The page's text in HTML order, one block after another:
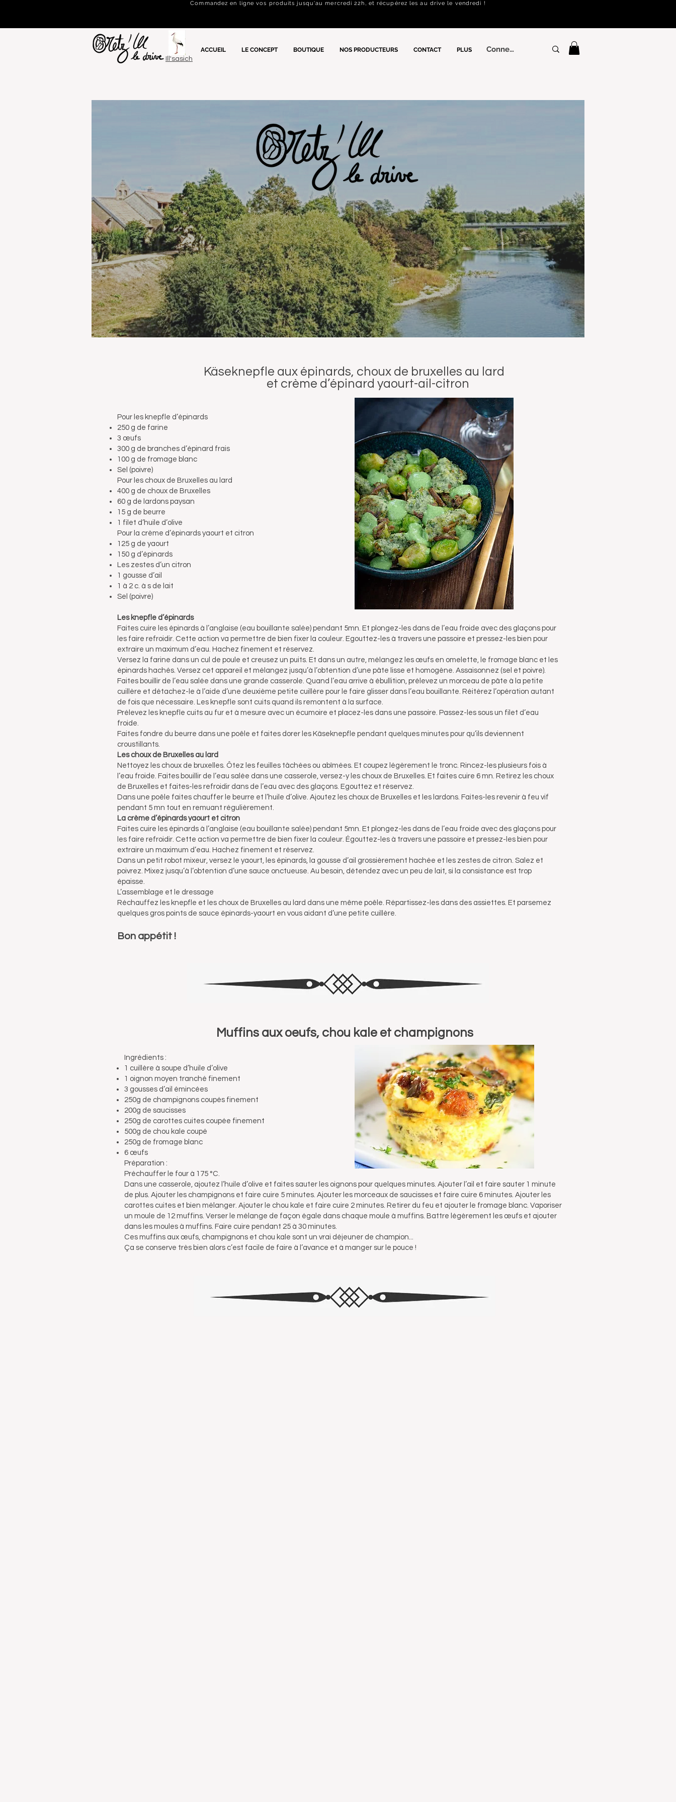
Commandez en ligne vos produits jusqu'au mercredi 22h, et récupérez les au drive le vendredi !
ACCUEIL LE CONCEPT BOUTIQUE NOS PRODUCTEURS CONTACT
PLUS
Ill'sasich
Connexion
Käseknepfle aux épinards, choux de bruxelles au lard
et crème d’épinard yaourt-ail-citron
Pour les knepfle d’épinards
250 g de farine
3 œufs
300 g de branches d’épinard frais
100 g de fromage blanc
Sel (poivre)
Pour les choux de Bruxelles au lard
400 g de choux de Bruxelles
60 g de lardons paysan
15 g de beurre
1 filet d’huile d’olive
Pour la crème d’épinards yaourt et citron
125 g de yaourt
150 g d’épinards
Les zestes d’un citron
1 gousse d’ail
1 à 2 c. à s de lait
Sel (poivre)
Les knepfle d’épinards
Faites cuire les épinards à l’anglaise (eau bouillante salée) pendant 5mn. Et plongez-les dans de l’eau froide avec des glaçons pour
les faire refroidir. Cette action va permettre de bien fixer la couleur. Egouttez-les à travers une passoire et pressez-les bien pour
extraire un maximum d’eau. Hachez finement et réservez.
Versez la farine dans un cul de poule et creusez un puits. Et dans un autre, mélangez les œufs en omelette, le fromage blanc et les
épinards hachés. Versez cet appareil et mélangez jusqu’à l’obtention d’une pâte lisse et homogène. Assaisonnez (sel et poivre).
Faites bouillir de l’eau salée dans une grande casserole. Quand l’eau arrive à ébullition, prélevez un morceau de pâte à la petite
cuillère et détachez-le à l’aide d’une deuxième petite cuillère pour le faire glisser dans l’eau bouillante. Réitérez l’opération autant
de fois que nécessaire. Les knepfle sont cuits quand ils remontent à la surface.
Prélevez les knepfle cuits au fur et à mesure avec un écumoire et placez-les dans une passoire. Passez-les sous un filet d’eau
froide.
Faites fondre du beurre dans une poêle et faites dorer les Käseknepfle pendant quelques minutes pour qu’ils deviennent
croustillants.
Les choux de Bruxelles au lard
Nettoyez les choux de bruxelles. Ôtez les feuilles tâchées ou abîmées. Et coupez légèrement le tronc. Rincez-les plusieurs fois à
l’eau froide. Faites bouillir de l’eau salée dans une casserole, versez-y les choux de Bruxelles. Et faites cuire 6 mn. Retirez les choux
de Bruxelles et faites-les refroidir dans de l’eau avec des glaçons. Egouttez et réservez.
Dans une poêle faites chauffer le beurre et l’huile d’olive. Ajoutez les choux de Bruxelles et les lardons. Faites-les revenir à feu vif
pendant 5 mn tout en remuant régulièrement.
La crème d’épinards yaourt et citron
Faites cuire les épinards à l’anglaise (eau bouillante salée) pendant 5mn. Et plongez-les dans de l’eau froide avec des glaçons pour
les faire refroidir. Cette action va permettre de bien fixer la couleur. Égouttez-les à travers une passoire et pressez-les bien pour
extraire un maximum d’eau. Hachez finement et réservez.
Dans un petit robot mixeur, versez le yaourt, les épinards, la gousse d’ail grossièrement hachée et les zestes de citron. Salez et
poivrez. Mixez jusqu’à l’obtention d’une sauce onctueuse. Au besoin, détendez avec un peu de lait, si la consistance est trop
épaisse.
L’assemblage et le dressage
Réchauffez les knepfle et les choux de Bruxelles au lard dans une même poêle. Répartissez-les dans des assiettes. Et parsemez
quelques gros points de sauce épinards-yaourt en vous aidant d’une petite cuillère.
Bon appétit !
Muffins aux oeufs, chou kale et champignons
Ingrédients :
1 cuillère à soupe d’huile d’olive
1 oignon moyen tranché finement
3 gousses d’ail émincées
250g de champignons coupés finement
200g de saucisses
250g de carottes cuites coupée finement
500g de chou kale coupé
250g de fromage blanc
6 œufs
Préparation :
Préchauffer le four à 175 °C.
Dans une casserole, ajoutez l’huile d’olive et faites sauter les oignons pour quelques minutes. Ajouter l’ail et faire sauter 1 minute
de plus. Ajouter les champignons et faire cuire 5 minutes. Ajouter les morceaux de saucisses et faire cuire 6 minutes. Ajouter les
carottes cuites et bien mélanger. Ajouter le chou kale et faire cuire 2 minutes. Retirer du feu et ajouter le fromage blanc. Vaporiser
un moule de 12 muffins. Verser le mélange de façon égale dans chaque moule à muffins. Battre légèrement les œufs et ajouter
dans les moules à muffins. Faire cuire pendant 25 à 30 minutes.
Ces muffins aux œufs, champignons et chou kale sont un vrai déjeuner de champion...
Ça se conserve très bien alors c’est facile de faire à l’avance et à manger sur le pouce !